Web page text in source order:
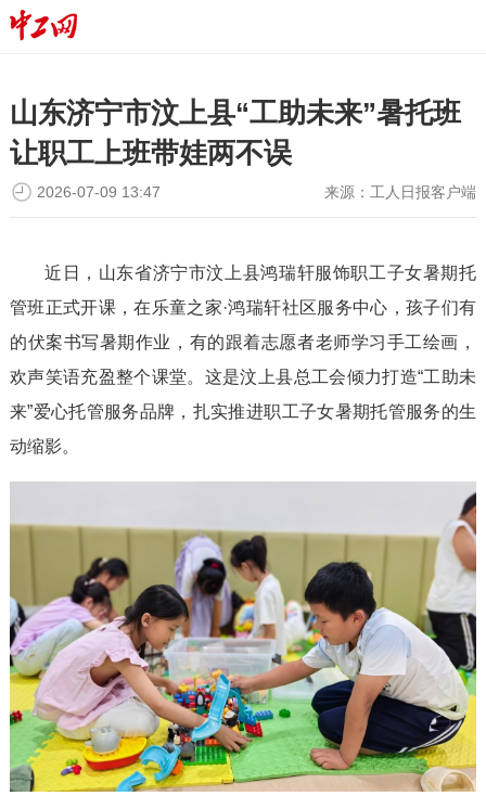
山东济宁市汶上县“工助未来”暑托班
让职工上班带娃两不误
来源： 工人日报客户端
2026-07-09 13:47
近日，山东省济宁市汶上县鸿瑞轩服饰职工子女暑期托
管班正式开课，在乐童之家·鸿瑞轩社区服务中心，孩子们有
的伏案书写暑期作业，有的跟着志愿者老师学习手工绘画，
欢声笑语充盈整个课堂。这是汶上县总工会倾力打造“工助未
来”爱心托管服务品牌，扎实推进职工子女暑期托管服务的生
动缩影。